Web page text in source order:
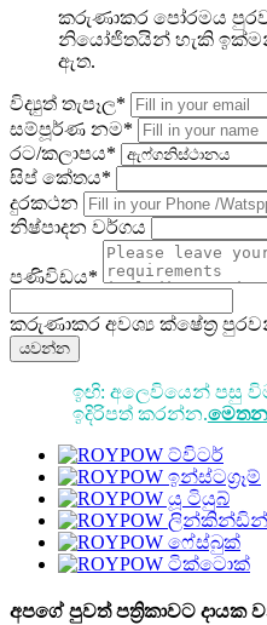
කරුණාකර පෝරමය
නියෝජිතයින් හැකි
ඇත.
විද්‍යුත් තැපෑල*
සම්පූර්ණ නම*
රට/කලාපය*
සිප් කේතය*
දුරකථන
නිෂ්පාදන වර්ගය
පණිවිඩය*
කරුණාකර අවශ්‍ය ක්ෂේත්‍ර
යවන්න
ඉඟි: අලෙවියෙන් පසු
ඉදිරිපත් කරන්න.මෙතන
අපගේ පුවත් පත්‍රිකාවට දායක